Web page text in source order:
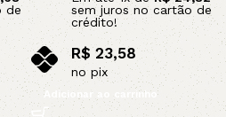
de
sem juros no cartão de
crédito!
R$23,58
no pix
Adicionar ao carrinho